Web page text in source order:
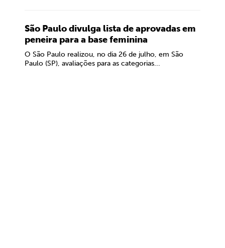
São Paulo divulga lista de aprovadas em
peneira para a base feminina
O São Paulo realizou, no dia 26 de julho, em São
Paulo (SP), avaliações para as categorias...